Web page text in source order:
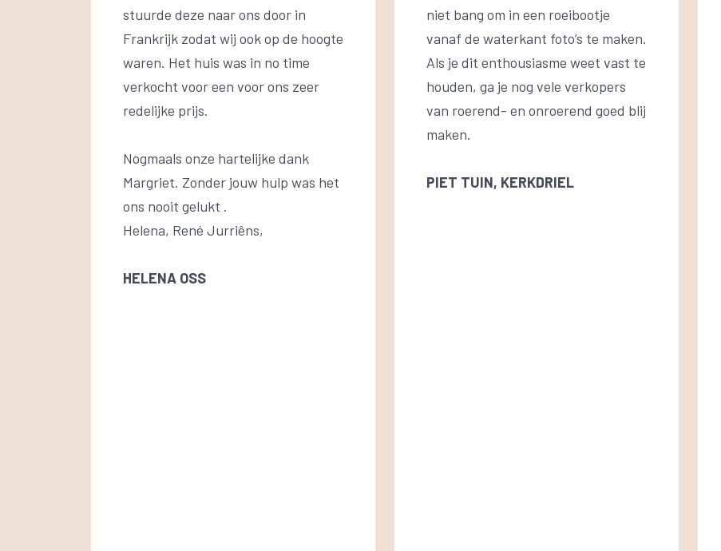
stuurde deze naar ons door in
Frankrijk zodat wij ook op de hoogte
waren. Het huis was in no time
verkocht voor een voor ons zeer
redelijke prijs.
Nogmaals onze hartelijke dank
Margriet. Zonder jouw hulp was het
ons nooit gelukt .
Helena, René Jurriêns,
HELENA OSS
niet bang om in een roeibootje
vanaf de waterkant foto’s te maken.
Als je dit enthousiasme weet vast te
houden, ga je nog vele verkopers
van roerend- en onroerend goed blij
maken.
PIET TUIN, KERKDRIEL